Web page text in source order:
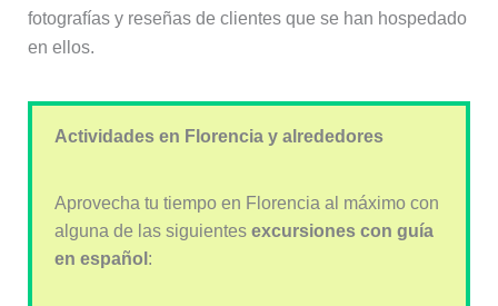
fotografías y reseñas de clientes que se han hospedado
en ellos.
Actividades en Florencia y alrededores
Aprovecha tu tiempo en Florencia al máximo con
alguna de las siguientes excursiones con guía
en español :